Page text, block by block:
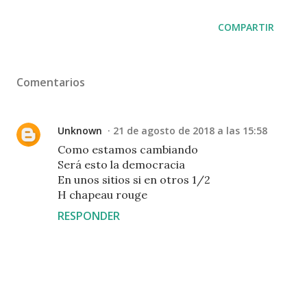
COMPARTIR
Comentarios
Unknown 21 de agosto de 2018 a las 15:58
Como estamos cambiando
Será esto la democracia
En unos sitios si en otros 1/2
H chapeau rouge
RESPONDER